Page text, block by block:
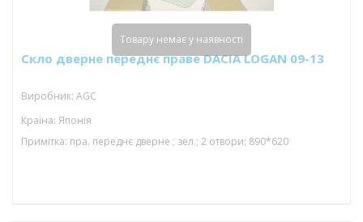
Скло дверне переднє праве DACIA LOGAN 09-13
Виробник: AGC
Країна: Японія
Примітка: пра. переднє дверне ; зел.; 2 отвори; 890*620
Товару немає у наявності